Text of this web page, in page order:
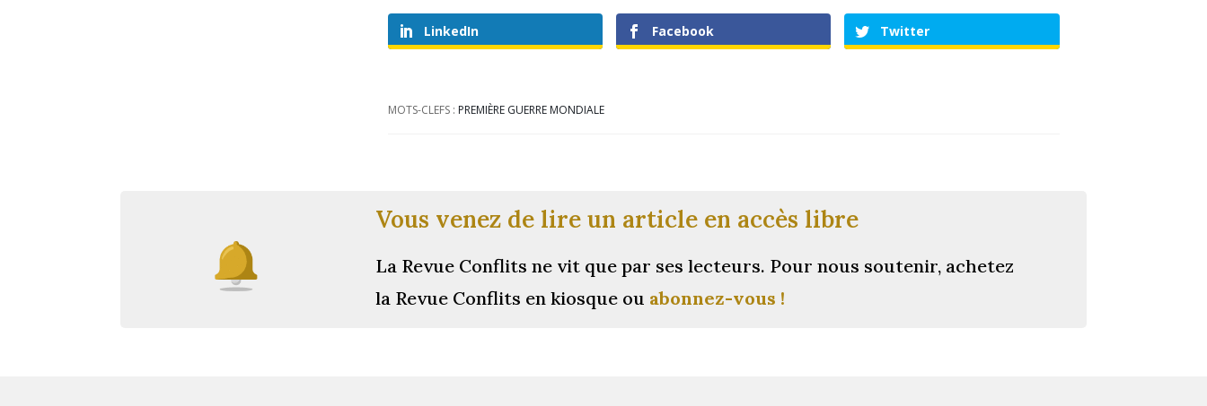
LinkedIn Facebook Twitter
MOTS-CLEFS : PREMIÈRE GUERRE MONDIALE
Vous venez de lire un article en accès libre
La Revue Conflits ne vit que par ses lecteurs. Pour nous soutenir, achetez
la Revue Conflits en kiosque ou abonnez-vous !